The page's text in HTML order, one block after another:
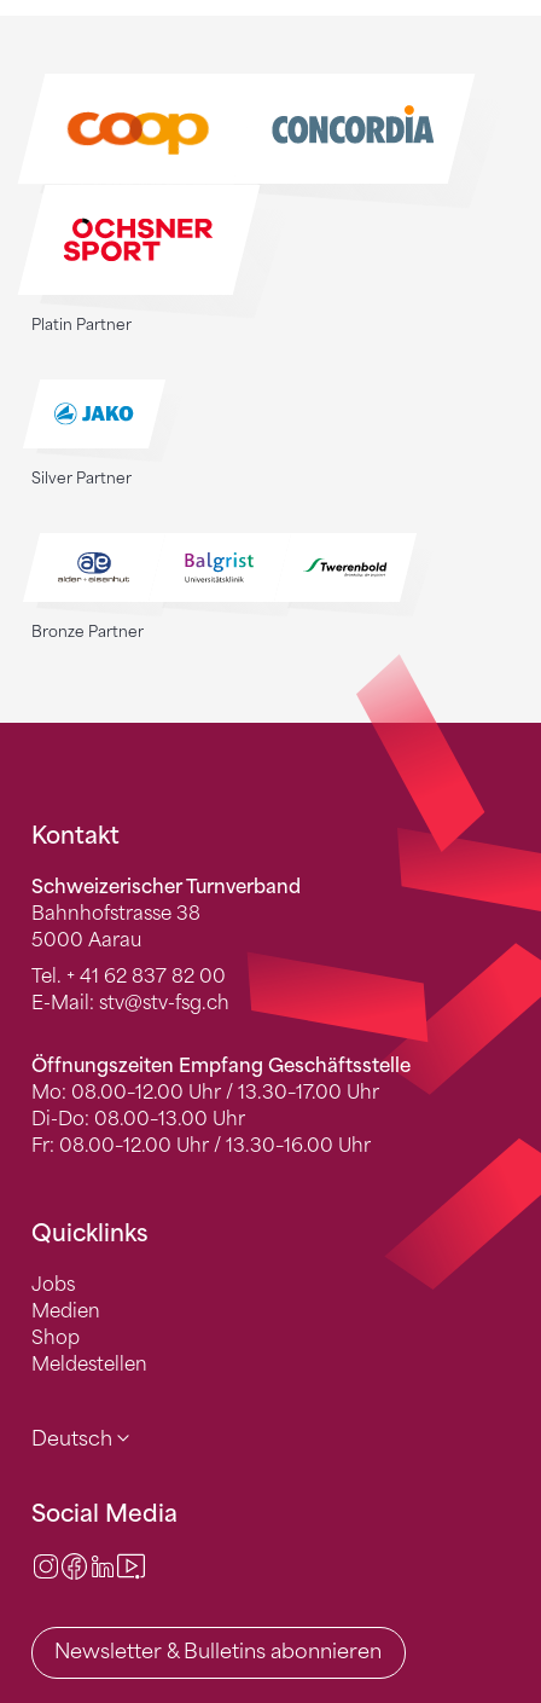
Platin Partner
Silver Partner
Bronze Partner
Fusszeile
Kontakt
Schweizerischer Turnverband
Bahnhofstrasse 38
5000 Aarau
Tel. + 41 62 837 82 00
E-Mail: stv@stv-fsg.ch
Öffnungszeiten Empfang Geschäftsstelle
Mo: 08.00–12.00 Uhr / 13.30–17.00 Uhr
Di-Do: 08.00–13.00 Uhr
Fr: 08.00–12.00 Uhr / 13.30–16.00 Uhr
Quicklinks
Jobs
Medien
Shop
Meldestellen
Deutsch
Social Media
Instagram
Facebook
LinkedIn
Newsletter & Bulletins abonnieren